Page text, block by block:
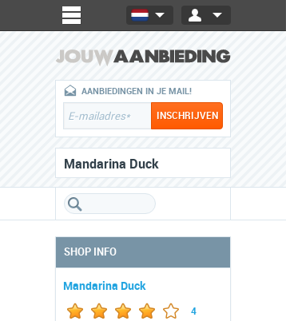
AANBIEDINGEN IN JE MAIL!
Mandarina Duck
SHOP INFO
Mandarina Duck
4